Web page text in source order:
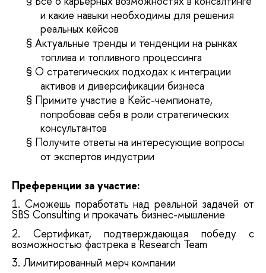
и какие навыки необходимы для решения
реальных кейсов
§ Актуальные тренды и тенденции на рынках
топлива и топливного процессинга
§ О стратегических подходах к интеграции
активов и диверсификации бизнеса
§ Примите участие в Кейс-чемпионате,
попробовав себя в роли стратегических
консультантов
§ Получите ответы на интересующие вопросы
от экспертов индустрии
Преференции за участие:
1. Сможешь поработать над реальной задачей от
SBS Consulting и прокачать бизнес-мышление
2. Сертификат, подтверждающая победу с
возможностью фастрека в Research Team
3. Лимитированный мерч компании